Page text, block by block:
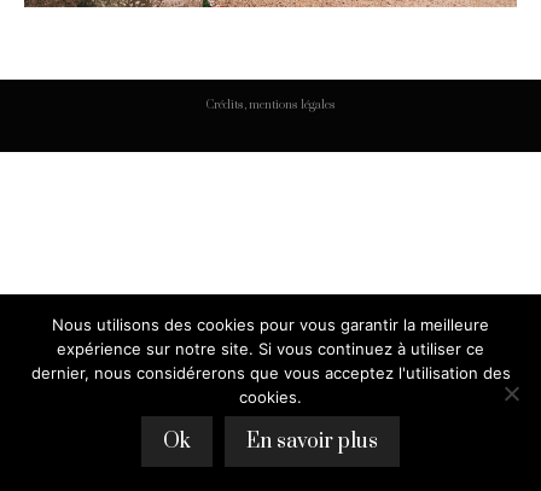
Crédits, mentions légales
Nous utilisons des cookies pour vous garantir la meilleure
expérience sur notre site. Si vous continuez à utiliser ce
dernier, nous considérerons que vous acceptez l'utilisation des
cookies.
Ok En savoir plus